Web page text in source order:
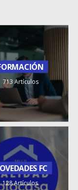
713 Artículos
FC
128 Artículos